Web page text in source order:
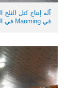
في Maoming في العام 2021)